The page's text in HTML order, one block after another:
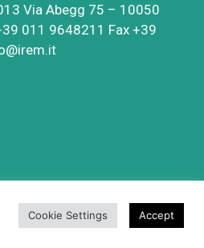
Via Abegg 75 – 10050
011 9648211 Fax +39
Cookie Settings Accept